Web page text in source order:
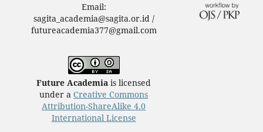
Email:
sagita_academia@sagita.or.id /
futureacademia377@gmail.com
Future Academia is licensed
under aCreative Commons
Attribution-ShareAlike 4.0
International License